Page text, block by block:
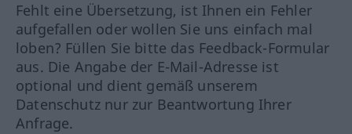
Fehlt eine Übersetzung, ist Ihnen ein Fehler
aufgefallen oder wollen Sie uns einfach mal
loben? Füllen Sie bitte das Feedback-Formular
aus. Die Angabe der E-Mail-Adresse ist
optional und dient gemäß unserem
Datenschutz nur zur Beantwortung Ihrer
Anfrage.